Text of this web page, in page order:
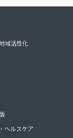
域活性化
ヘルスケア